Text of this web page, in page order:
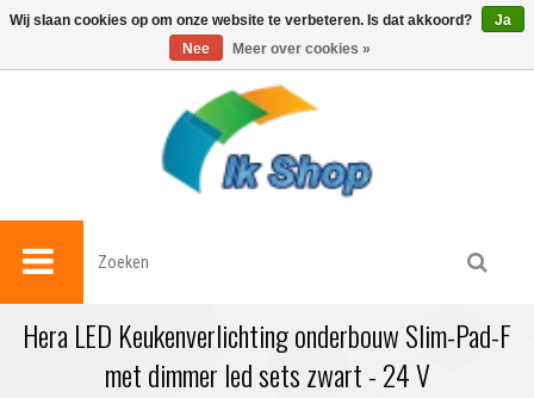
0
Hera LED Keukenverlichting onderbouw Slim-Pad-F
met dimmer led sets zwart - 24 V
Wij slaan cookies op om onze website te verbeteren. Is dat akkoord?
Ja
Nee
Meer over cookies »